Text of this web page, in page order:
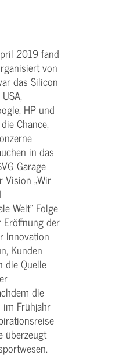
2019 fand
von
das Silicon
HP und
Chance,
in das
Garage
„Wir
Welt“ Folge
der
Innovation
Kunden
die Quelle
die
im Frühjahr
überzeugt